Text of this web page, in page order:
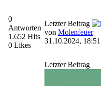
0
Antworten
1.652 Hits
0 Likes
Letzter Beitrag
von Molenfeuer
31.10.2024, 18:51
Letzter Beitrag